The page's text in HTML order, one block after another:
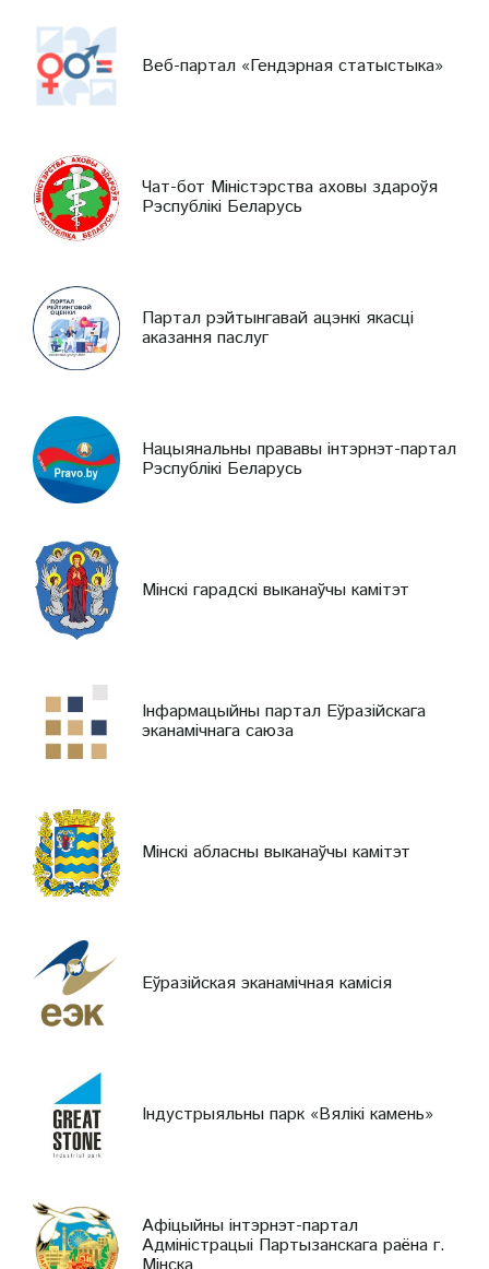
Веб-партал «Гендэрная статыстыка»
Чат-бот Міністэрства аховы здароўя
Рэспублікі Беларусь
Партал рэйтынгавай ацэнкі якасці
аказання паслуг
Нацыянальны прававы інтэрнэт-партал
Рэспублікі Беларусь
Мінскі гарадскі выканаўчы камітэт
Інфармацыйны партал Еўразійскага
эканамічнага саюза
Мінскі абласны выканаўчы камітэт
Еўразійская эканамічная камісія
Індустрыяльны парк «Вялікі камень»
Афіцыйны інтэрнэт-партал
Адміністрацыі Партызанскага раёна г.